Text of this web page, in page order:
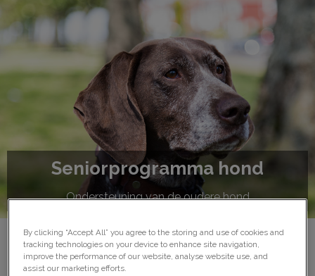
Seniorprogramma hond
Ondersteuning van de oudere hond
Seniorprogramma hond
By clicking “Accept All” you agree to the storing and use of cookies and
tracking technologies on your device to enhance site navigation,
improve the performance of our website, analyse website use, and
assist our marketing efforts.